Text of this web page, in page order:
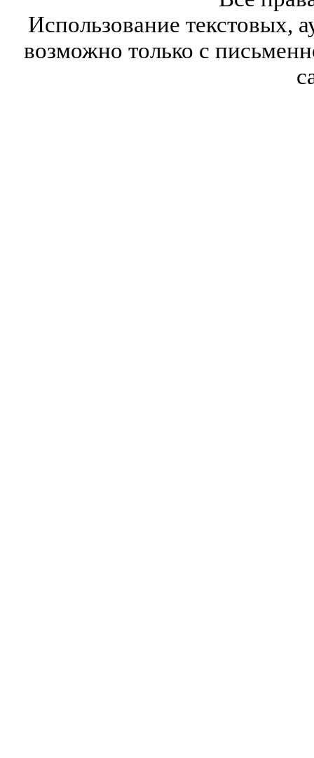
Использование текстовых,
возможно только с